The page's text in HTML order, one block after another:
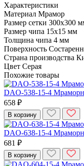
Характеристики
Материал Мрамор
Размер сетки 300x300
Размер чипа 15x15 мм
Толщина чипа 4 мм
Поверхность
Страна производства
Цвет Серая
Похожие товары
DAO-538-15-4
658 ₽
В корзину
DAO-638-15-4
681 ₽
В корзину